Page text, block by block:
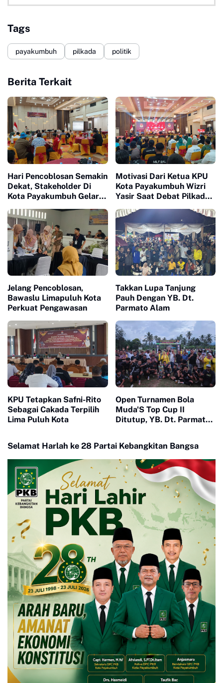
Tags
payakumbuh pilkada politik
Berita Terkait
Hari Pencoblosan Semakin
Dekat, Stakeholder Di
Kota Payakumbuh Gelar
Motivasi Dari Ketua KPU
Kota Payakumbuh Wizri
Yasir Saat Debat Pilkada
Jelang Pencoblosan,
Bawaslu Limapuluh Kota
Perkuat Pengawasan
Takkan Lupa Tanjung
Pauh Dengan YB. Dt.
Parmato Alam
KPU Tetapkan Safni-Rito
Sebagai Cakada Terpilih
Lima Puluh Kota
Open Turnamen Bola
Muda'S Top Cup II
Ditutup, YB. Dt. Parmato
Selamat Harlah ke 28 Partai Kebangkitan Bangsa